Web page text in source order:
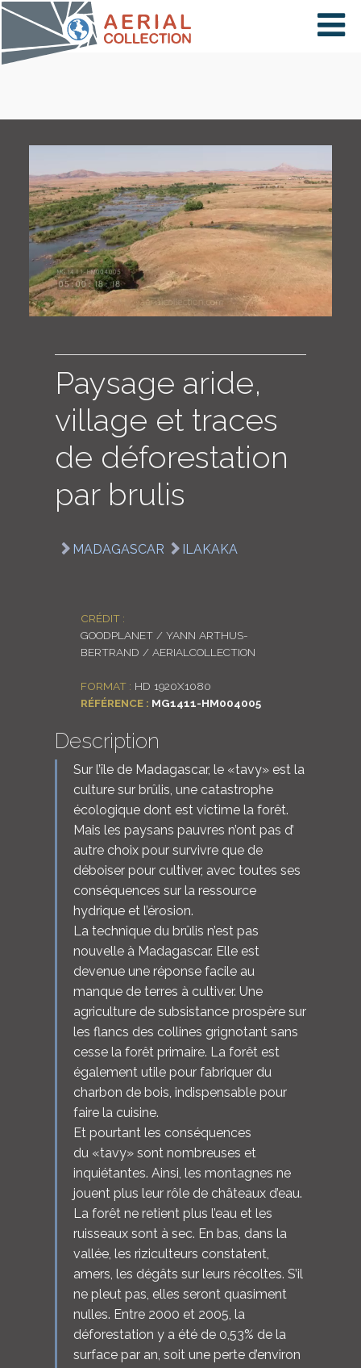
×
PAYS
CARTE
COLLECTIONS
ENGLISH
Paysage aride,
village et traces
de déforestation
par brulis
MADAGASCAR ILAKAKA
CRÉDIT :
GOODPLANET / YANN ARTHUS-
BERTRAND / AERIALCOLLECTION
FORMAT : HD 1920X1080
RÉFÉRENCE : MG1411-HM004005
Description
Sur l’île de Madagascar, le «tavy» est la
culture sur brûlis, une catastrophe
écologique dont est victime la forêt.
Mais les paysans pauvres n’ont pas d’
autre choix pour survivre que de
déboiser pour cultiver, avec toutes ses
conséquences sur la ressource
hydrique et l’érosion.
La technique du brûlis n’est pas
nouvelle à Madagascar. Elle est
devenue une réponse facile au
manque de terres à cultiver. Une
agriculture de subsistance prospère sur
les flancs des collines grignotant sans
cesse la forêt primaire. La forêt est
également utile pour fabriquer du
charbon de bois, indispensable pour
faire la cuisine.
Et pourtant les conséquences
du «tavy» sont nombreuses et
inquiétantes. Ainsi, les montagnes ne
jouent plus leur rôle de châteaux d’eau.
La forêt ne retient plus l’eau et les
ruisseaux sont à sec. En bas, dans la
vallée, les riziculteurs constatent,
amers, les dégâts sur leurs récoltes. S’il
ne pleut pas, elles seront quasiment
nulles. Entre 2000 et 2005, la
déforestation y a été de 0,53% de la
surface par an, soit une perte d’environ